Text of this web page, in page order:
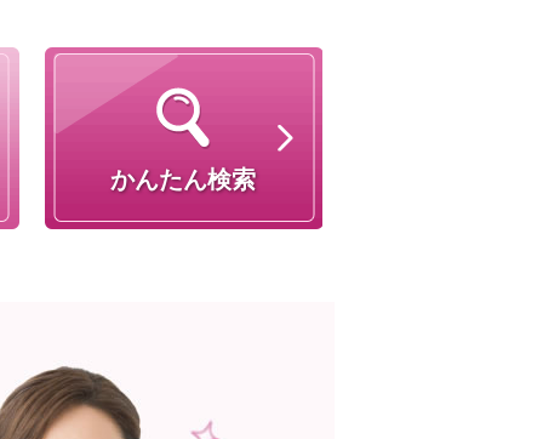
かんたん検索